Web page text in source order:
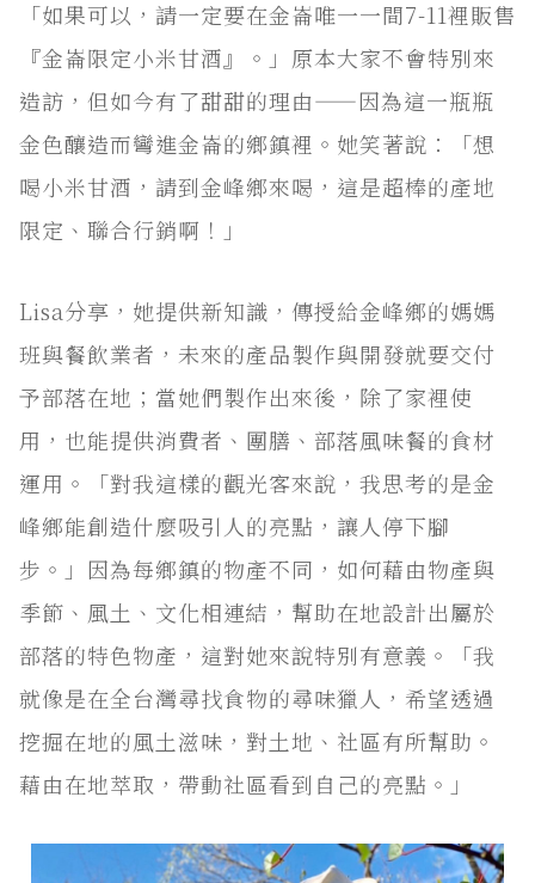
「如果可以，請一定要在金崙唯一一間7-11裡販售
『金崙限定小米甘酒』。」原本大家不會特別來
造訪，但如今有了甜甜的理由——因為這一瓶瓶
金色釀造而彎進金崙的鄉鎮裡。她笑著說：「想
喝小米甘酒，請到金峰鄉來喝，這是超棒的產地
限定、聯合行銷啊！」
Lisa分享，她提供新知識，傳授給金峰鄉的媽媽
班與餐飲業者，未來的產品製作與開發就要交付
予部落在地；當她們製作出來後，除了家裡使
用，也能提供消費者、團膳、部落風味餐的食材
運用。「對我這樣的觀光客來說，我思考的是金
峰鄉能創造什麼吸引人的亮點，讓人停下腳
步。」因為每鄉鎮的物產不同，如何藉由物產與
季節、風土、文化相連結，幫助在地設計出屬於
部落的特色物產，這對她來說特別有意義。「我
就像是在全台灣尋找食物的尋味獵人，希望透過
挖掘在地的風土滋味，對土地、社區有所幫助。
藉由在地萃取，帶動社區看到自己的亮點。」